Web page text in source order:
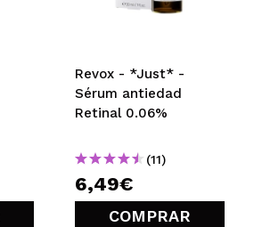
Revox - *Just* -
Sérum antiedad
Retinal 0.06%
(11)
6,49€
COMPRAR